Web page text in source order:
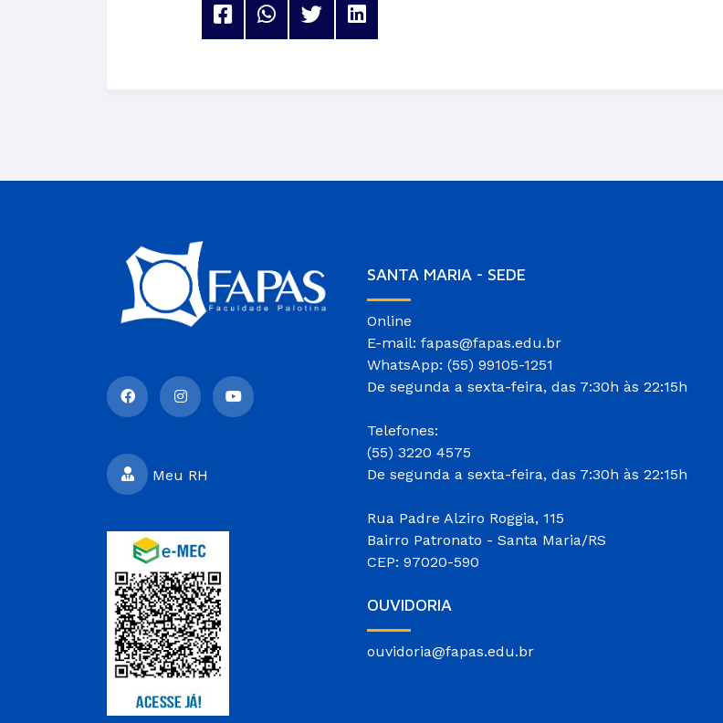
Meu RH
SANTA MARIA - SEDE
Online
E-mail: fapas@fapas.edu.br
WhatsApp: (55) 99105-1251
De segunda a sexta-feira, das 7:30h às 22:15h
Telefones:
(55) 3220 4575
De segunda a sexta-feira, das 7:30h às 22:15h
Rua Padre Alziro Roggia, 115
Bairro Patronato - Santa Maria/RS
CEP: 97020-590
OUVIDORIA
ouvidoria@fapas.edu.br